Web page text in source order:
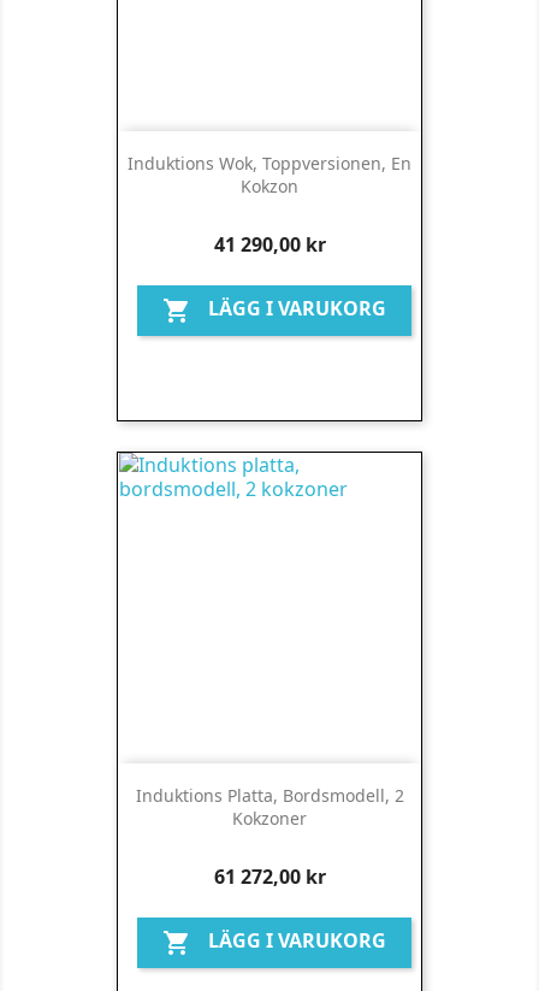
Induktions Wok, Toppversionen, En
Kokzon
Pris
41 290,00 kr
 LÄGG I VARUKORG
Induktions Platta, Bordsmodell, 2
Kokzoner
Pris
61 272,00 kr
 LÄGG I VARUKORG